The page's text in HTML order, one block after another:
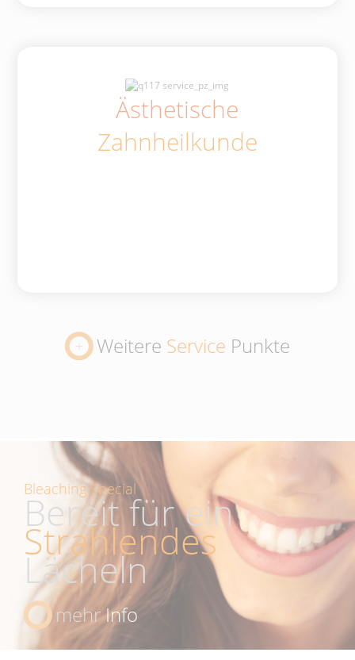
Ästhetische
Zahnheilkunde
Weitere Service Punkte
Bleaching Special
Bereit für ein
Strahlendes
Lächeln
mehrInfo